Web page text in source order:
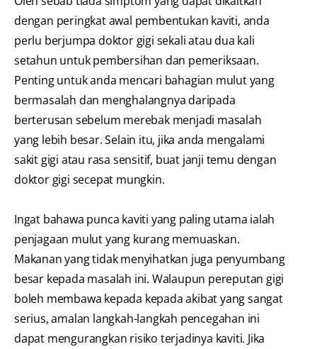
dengan peringkat awal pembentukan kaviti, anda
perlu berjumpa doktor gigi sekali atau dua kali
setahun untuk pembersihan dan pemeriksaan.
Penting untuk anda mencari bahagian mulut yang
bermasalah dan menghalangnya daripada
berterusan sebelum merebak menjadi masalah
yang lebih besar. Selain itu, jika anda mengalami
sakit gigi atau rasa sensitif, buat janji temu dengan
doktor gigi secepat mungkin.
Ingat bahawa punca kaviti yang paling utama ialah
penjagaan mulut yang kurang memuaskan.
Makanan yang tidak menyihatkan juga penyumbang
besar kepada masalah ini. Walaupun pereputan gigi
boleh membawa kepada kepada akibat yang sangat
serius, amalan langkah-langkah pencegahan ini
dapat mengurangkan risiko terjadinya kaviti. Jika